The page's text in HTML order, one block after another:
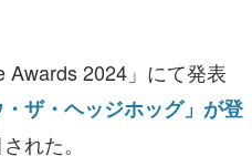
Awards 2024」にて発表
・ザ・ヘッジホッグ」が登
れた。